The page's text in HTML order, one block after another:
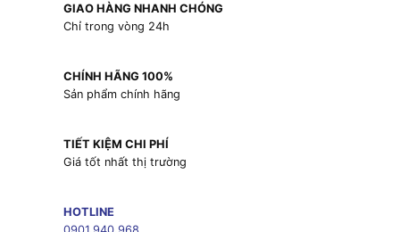
GIAO HÀNG NHANH CHÓNG
Chỉ trong vòng 24h
CHÍNH HÃNG 100%
Sản phẩm chính hãng
TIẾT KIỆM CHI PHÍ
Giá tốt nhất thị trường
HOTLINE